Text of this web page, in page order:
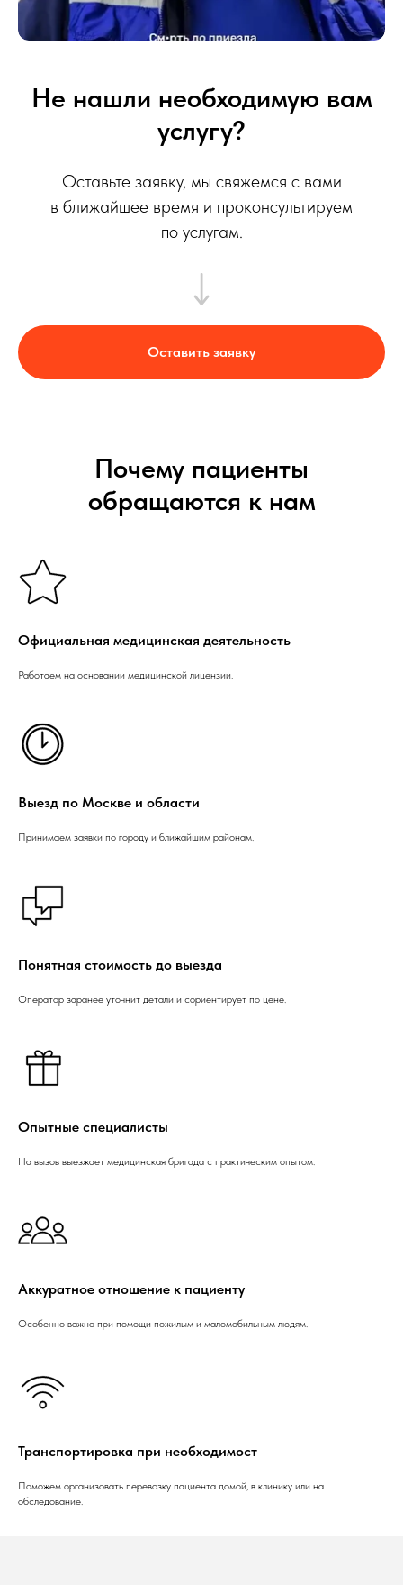
Не нашли необходимую вам
услугу?
Оставьте заявку, мы свяжемся с вами
в ближайшее время и проконсультируем
по услугам.
Оставить заявку
Почему пациенты
обращаются к нам
Официальная медицинская деятельность
Работаем на основании медицинской лицензии.
Выезд по Москве и области
Принимаем заявки по городу и ближайшим районам.
Понятная стоимость до выезда
Оператор заранее уточнит детали и сориентирует по цене.
Опытные специалисты
На вызов выезжает медицинская бригада с практическим опытом.
Аккуратное отношение к пациенту
Особенно важно при помощи пожилым и маломобильным людям.
Транспортировка при необходимост
Поможем организовать перевозку пациента домой, в клинику или на
обследование.